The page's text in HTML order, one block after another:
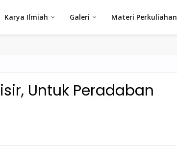
Karya Ilmiah Galeri Materi Perkuliahan
Untuk Peradaban